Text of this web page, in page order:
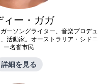
ィー・ガガ
ーソングライター、音楽プロデュ
活動家。オーストラリア・シドニ
ー名誉市民
詳細を見る